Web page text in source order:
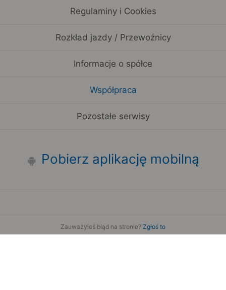
Regulaminy i Cookies
Rozkład jazdy / Przewoźnicy
Informacje o spółce
Współpraca
Pozostałe serwisy
Pobierz aplikację mobilną
Zauważyłeś błąd na stronie? Zgłoś to